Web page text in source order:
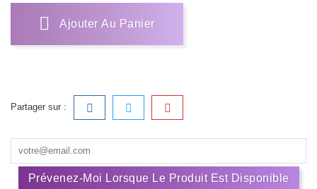
Ajouter Au Panier
Partager sur :
Prévenez-Moi Lorsque Le Produit Est Disponible